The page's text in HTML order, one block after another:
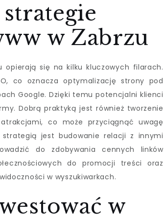
w Zabrzu
opierają się na kilku kluczowych filarach.
co oznacza optymalizację strony pod
Google. Dzięki temu potencjalni klienci
Dobrą praktyką jest również tworzenie
co może przyciągnąć uwagę
jest budowanie relacji z innymi
do zdobywania cennych linków
do promocji treści oraz
w wyszukiwarkach.
w